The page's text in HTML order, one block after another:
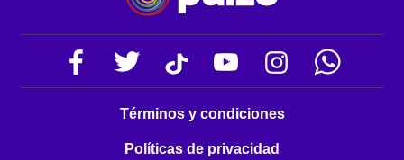
Términos y condiciones
Políticas de privacidad